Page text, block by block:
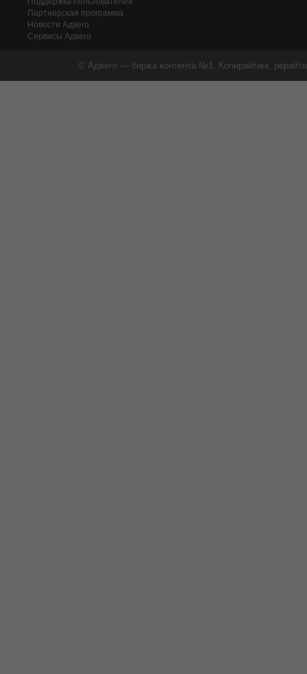
Партнерская программа
Новости Адвего
Сервисы Адвего
© Адвего — биржа контента №1. Копирайтинг,